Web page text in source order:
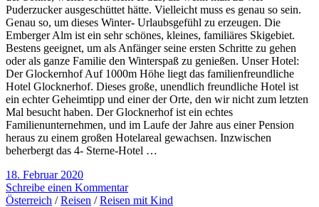
Puderzucker ausgeschüttet hätte. Vielleicht muss es genau so sein.
Genau so, um dieses Winter- Urlaubsgefühl zu erzeugen. Die
Emberger Alm ist ein sehr schönes, kleines, familiäres Skigebiet.
Bestens geeignet, um als Anfänger seine ersten Schritte zu gehen
oder als ganze Familie den Winterspaß zu genießen. Unser Hotel:
Der Glockernhof Auf 1000m Höhe liegt das familienfreundliche
Hotel Glocknerhof. Dieses große, unendlich freundliche Hotel ist
ein echter Geheimtipp und einer der Orte, den wir nicht zum letzten
Mal besucht haben. Der Glocknerhof ist ein echtes
Familienunternehmen, und im Laufe der Jahre aus einer Pension
heraus zu einem großen Hotelareal gewachsen. Inzwischen
beherbergt das 4- Sterne-Hotel …
18. Februar 2020
Schreibe einen Kommentar
Österreich /Reisen /Reisen mit Kind